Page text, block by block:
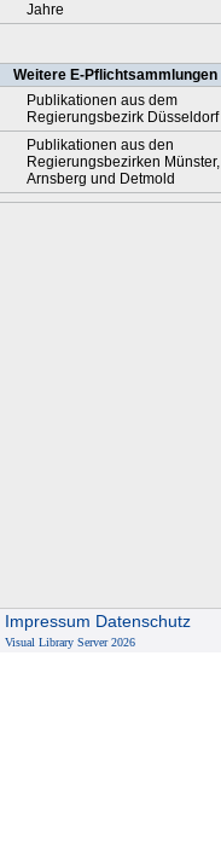
Jahre
Weitere E-Pflichtsammlungen
Publikationen aus dem
Regierungsbezirk Düsseldorf
Publikationen aus den
Regierungsbezirken Münster,
Arnsberg und Detmold
Impressum Datenschutz
Visual Library Server 2026